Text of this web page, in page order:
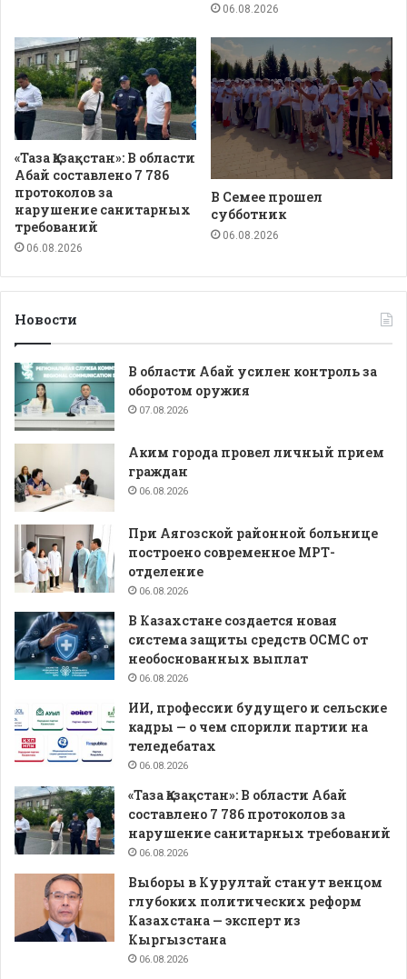
06.08.2026
«Таза Қазақстан»: В области
Абай составлено 7 786
протоколов за
нарушение санитарных
требований
06.08.2026
В Семее прошел
субботник
06.08.2026
Новости
В области Абай усилен контроль за
оборотом оружия
07.08.2026
Аким города провел личный прием
граждан
06.08.2026
При Аягозской районной больнице
построено современное МРТ-
отделение
06.08.2026
В Казахстане создается новая
система защиты средств ОСМС от
необоснованных выплат
06.08.2026
ИИ, профессии будущего и сельские
кадры — о чем спорили партии на
теледебатах
06.08.2026
«Таза Қазақстан»: В области Абай
составлено 7 786 протоколов за
нарушение санитарных требований
06.08.2026
Выборы в Курултай станут венцом
глубоких политических реформ
Казахстана — эксперт из
Кыргызстана
06.08.2026